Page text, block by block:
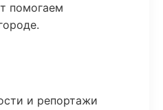
помогаем
и репортажи